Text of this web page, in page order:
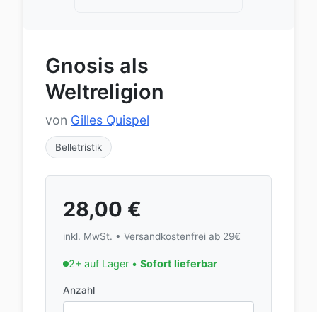
Gnosis als
Weltreligion
von Gilles Quispel
Belletristik
28,00 €
inkl. MwSt. • Versandkostenfrei ab 29€
2+ auf Lager • Sofort lieferbar
Anzahl